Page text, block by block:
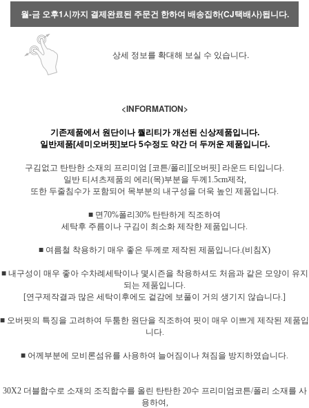
월-금 오후1시까지 결제완료된 주문건 한하여 배송집하(CJ택배사)됩니다.
상세 정보를 확대해 보실 수 있습니다.
<INFORMATION>
기존제품에서 원단이나 퀄리티가 개선된 신상제품입니다.
일반제품[세미오버핏]보다 5수정도 약간 더 두꺼운 제품입니다.
구김없고 탄탄한 소재의 프리미엄 [코튼/폴리][오버핏] 라운드 티입니다.
일반 티셔츠제품의 에리(목)부분을 두께1.5cm제작,
또한 두줄침수가 포함되어 목부분의 내구성을 더욱 높인 제품입니다.
■ 면70%폴리30% 탄탄하게 직조하여
세탁후 주름이나 구김이 최소화 제작한 제품입니다.
■ 여름철 착용하기 매우 좋은 두께로 제작된 제품입니다.(비침X)
■ 내구성이 매우 좋아 수차례세탁이나 몇시즌을 착용하셔도 처음과 같은 모양이 유지
되는 제품입니다.
[연구제작결과 많은 세탁이후에도 겉감에 보풀이 거의 생기지 않습니다.]
■ 오버핏의 특징을 고려하여 두툼한 원단을 직조하여 핏이 매우 이쁘게 제작된 제품입
니다.
■ 어께부분에 모비론섬유를 사용하여 늘어짐이나 쳐짐을 방지하였습니다.
30X2 더블합수로 소재의 조직합수를 올린 탄탄한 20수 프리미엄코튼/폴리 소재를 사
용하여,